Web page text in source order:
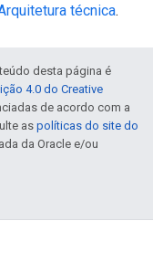
técnica.
desta página é
4.0 do Creative
de acordo com a
aspolíticas do site do
da Oracle e/ou